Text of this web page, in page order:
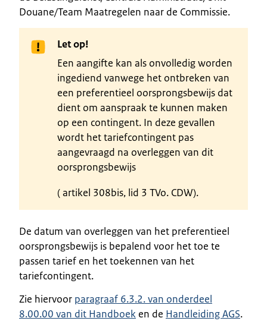
Douane/Team Maatregelen naar de Commissie.
Let op!
Een aangifte kan als onvolledig worden
ingediend vanwege het ontbreken van
een preferentieel oorsprongsbewijs dat
dient om aanspraak te kunnen maken
op een contingent. In deze gevallen
wordt het tariefcontingent pas
aangevraagd na overleggen van dit
oorsprongsbewijs
( artikel 308bis, lid 3 TVo. CDW).
De datum van overleggen van het preferentieel
oorsprongsbewijs is bepalend voor het toe te
passen tarief en het toekennen van het
tariefcontingent.
Zie hiervoor paragraaf 6.3.2. van onderdeel
8.00.00 van dit Handboek en de Handleiding AGS.